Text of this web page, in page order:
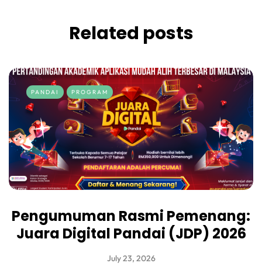
Related posts
PANDAI PROGRAM
Pengumuman Rasmi Pemenang:
Juara Digital Pandai (JDP) 2026
July 23, 2026